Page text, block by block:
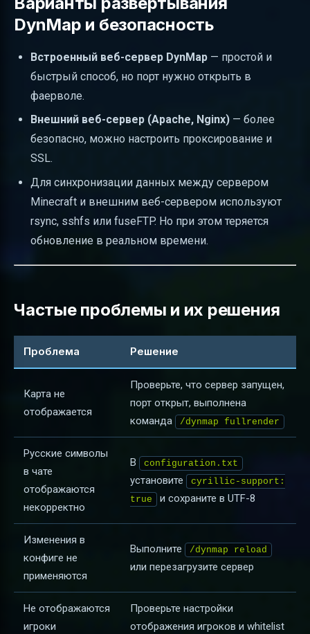
DynMap и безопасность
Встроенный веб-сервер DynMap — простой и
быстрый способ, но порт нужно открыть в
фаерволе.
Внешний веб-сервер (Apache, Nginx) — более
безопасно, можно настроить проксирование и
SSL.
Для синхронизации данных между сервером
Minecraft и внешним веб-сервером используют
rsync, sshfs или fuseFTP. Но при этом теряется
обновление в реальном времени.
Частые проблемы и их решения
Проблема Решение
Карта не
отображается
Проверьте, что сервер запущен,
порт открыт, выполнена
команда
/dynmap fullrender
Русские символы
в чате
отображаются
некорректно
В configuration.txt
установите
cyrillic-support:
true
и сохраните в UTF-8
Изменения в
конфиге не
применяются
Выполните /dynmap reload
или перезагрузите сервер
Не отображаются
игроки
Проверьте настройки
отображения игроков и whitelist